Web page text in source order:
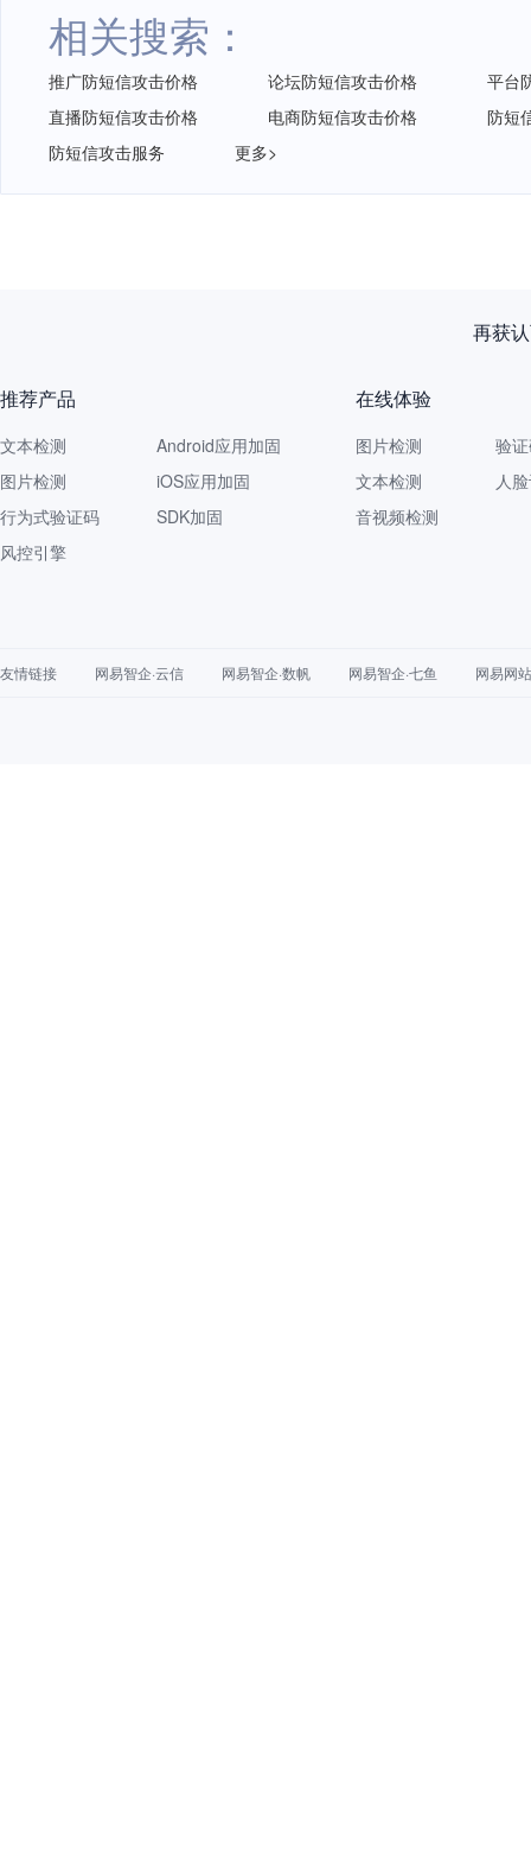
相关搜索：
推广防短信攻击价格 论坛防短信攻击价格
平台
直播防短信攻击价格
电商防短信攻击价格
防短
防短信攻击服务
更多>
再获
推荐产品
文本检测
图片检测
行为式验证码
风控引擎
Android应用加固
iOS应用加固
SDK加固
在线体验
图片检测
文本检测
音视频检测
验
人
友情链接 网易智企·云信 网易智企·数帆 网易智企·七鱼 网易网